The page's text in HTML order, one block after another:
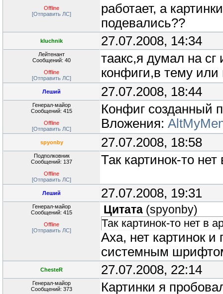
Offline
[Отправить ЛС]
работает, а
подевались??
kluchnik 27.07.2008, 14:34
Лейтенант
Сообщений: 40
Offline
[Отправить ЛС]
таакс,я думал на сг
конфиги,в тему
Леший 27.07.2008, 18:44
Генерал-майор
Сообщений: 415
Offline
[Отправить ЛС]
Конфиг созданный
Вложения:
spyonby 27.07.2008, 18:58
Подполковник
Сообщений: 137
Offline
[Отправить ЛС]
Так картинок-то
Леший 27.07.2008, 19:31
Генерал-майор
Сообщений: 415
Offline
[Отправить ЛС]
Цитата (spyonby)
Так картинок-то нет в
Аха, нет картинок
системным
ChesteR 27.07.2008, 22:14
Генерал-майор
Сообщений: 373
Картинки я